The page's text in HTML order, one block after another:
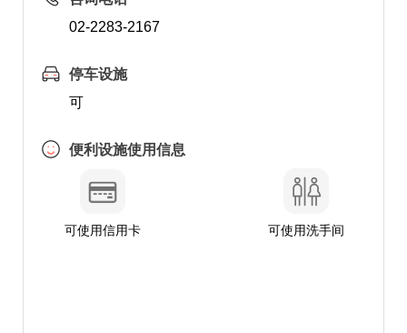
02-2283-2167
停车设施
可
便利设施使用信息
可使用信用卡 可使用洗手间